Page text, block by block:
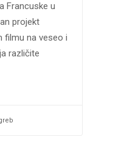
Francuske u
projekt
filmu na veseo i
različite